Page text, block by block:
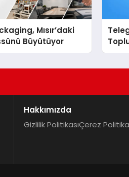
Mısır’daki
Büyütüyor
Hakkımızda
Gizlilik PolitikasıÇerez